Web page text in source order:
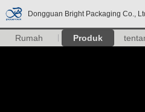
Dongguan Bright Packaging Co.,
Rumah Produk